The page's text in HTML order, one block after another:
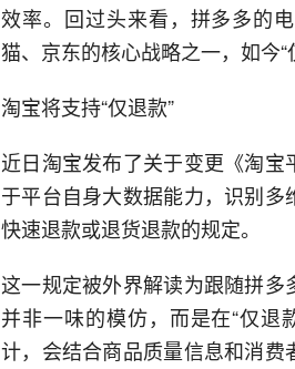
效率。回过头来看，拼多多的
猫、京东的核心战略之一，如今“
淘宝将支持“仅退款”
近日淘宝发布了关于变更《淘
于平台自身大数据能力，识别
快速退款或退货退款的规定。
这一规定被外界解读为跟随拼
并非一味的模仿，而是在“仅退
计，会结合商品质量信息和消